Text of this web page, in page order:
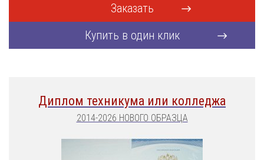
Заказать
Купить в один клик
Диплом техникума или колледжа
2014-2026 НОВОГО ОБРАЗЦА